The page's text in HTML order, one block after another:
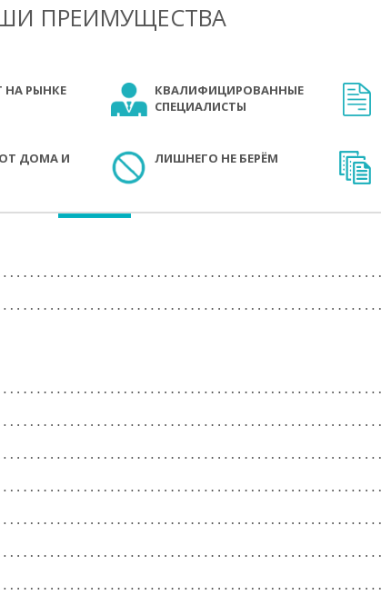
ПРЕИМУЩЕСТВА
НА РЫНКЕ
КВАЛИФИЦИРОВАННЫЕ
СПЕЦИАЛИСТЫ
ДОМА И
ЛИШНЕГО НЕ БЕРЁМ